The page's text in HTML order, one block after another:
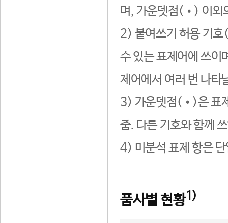
며, 가운뎃점(•) 이외
2) 붙여쓰기 허용 기호
수 있는 표제어에 쓰이
제어에서 여러 번 나타
3) 가운뎃점(•)은 표
줌. 다른 기호와 함께
4) 미분석 표제 항은
품사별 현황1)